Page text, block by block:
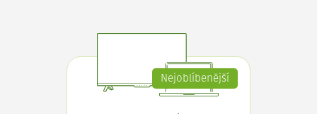
Nejoblíbenější